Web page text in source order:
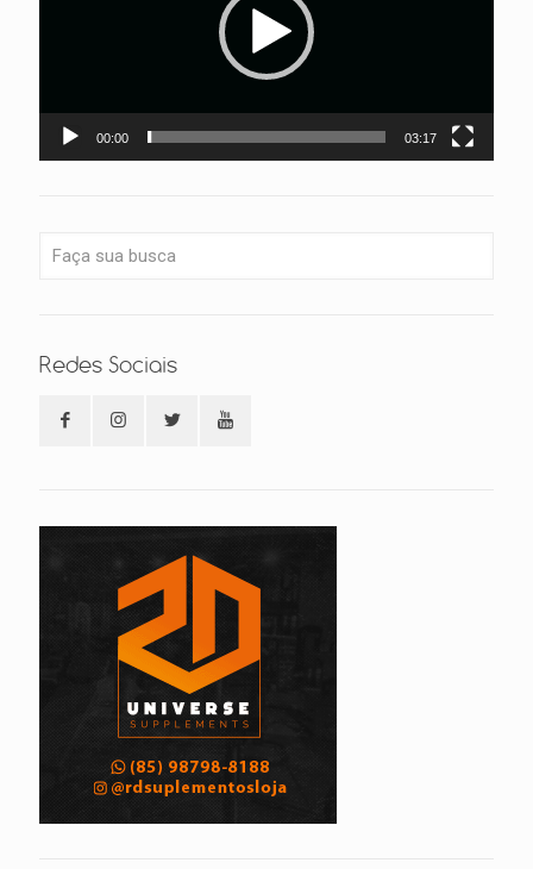
00:00 03:17
Redes Sociais